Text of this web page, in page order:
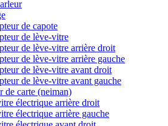
de capote
de lève-vitre
de lève-vitre arrière droit
de lève-vitre arrière gauche
de lève-vitre avant droit
de lève-vitre avant gauche
de carte (neiman)
électrique arrière droit
électrique arrière gauche